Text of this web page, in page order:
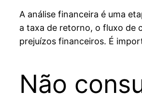
A análise financeira é uma
a taxa de retorno, o fluxo de
prejuízos financeiros. É
Não